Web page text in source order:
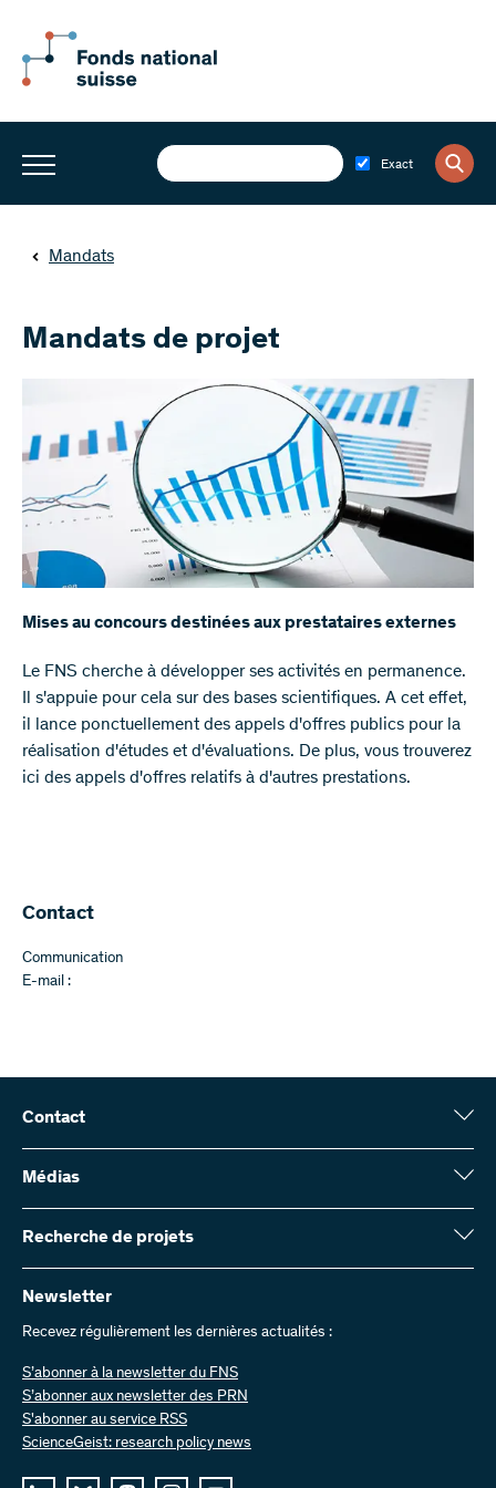
Exact
Mandats
Mandats de projet
Mises au concours destinées aux prestataires externes
​​Le FNS cherche à développer ses activités en permanence.
Il s'appuie pour cela sur des bases scientifiques. A cet effet,
il lance ponctuellement des appels d'offres publics pour la
réalisation d'études et d'évaluations. De plus, vous trouverez
ici des appels d'offres relatifs à d'autres prestations.
Contact
Communication
E-mail :
Contact
Fonds national suisse (FNS)
Wildhainweg 3
Contactez-nous
Envoyer des factures
Travailler chez nous
Offres d’emploi
Médias
Service de presse
Rapport annuel
Recherche de projets
Vous trouverez ici des informations complètes sur les projets de
recherche et les subsides approuvés par le FNS :
Recherche de projets
Newsletter
Recevez régulièrement les dernières actualités :
S’abonner à la newsletter du FNS
S’abonner aux newsletter des PRN
S'abonner au service RSS
ScienceGeist: research policy news